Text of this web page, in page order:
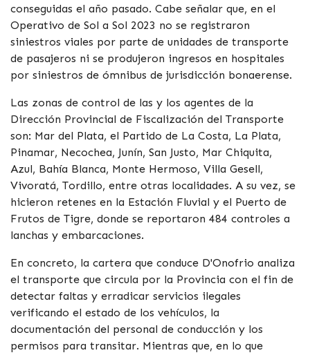
conseguidas el año pasado. Cabe señalar que, en el
Operativo de Sol a Sol 2023 no se registraron
siniestros viales por parte de unidades de transporte
de pasajeros ni se produjeron ingresos en hospitales
por siniestros de ómnibus de jurisdicción bonaerense.
Las zonas de control de las y los agentes de la
Dirección Provincial de Fiscalización del Transporte
son: Mar del Plata, el Partido de La Costa, La Plata,
Pinamar, Necochea, Junín, San Justo, Mar Chiquita,
Azul, Bahía Blanca, Monte Hermoso, Villa Gesell,
Vivoratá, Tordillo, entre otras localidades. A su vez, se
hicieron retenes en la Estación Fluvial y el Puerto de
Frutos de Tigre, donde se reportaron 484 controles a
lanchas y embarcaciones.
En concreto, la cartera que conduce D'Onofrio analiza
el transporte que circula por la Provincia con el fin de
detectar faltas y erradicar servicios ilegales
verificando el estado de los vehículos, la
documentación del personal de conducción y los
permisos para transitar. Mientras que, en lo que